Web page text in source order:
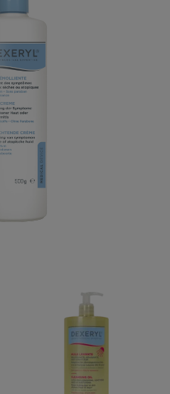
Dexeryl
reinigende
olie